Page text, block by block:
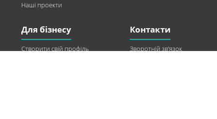
Наші проекти
Для бізнесу
Створити свій профіль
Контакти
Зворотній зв’язок